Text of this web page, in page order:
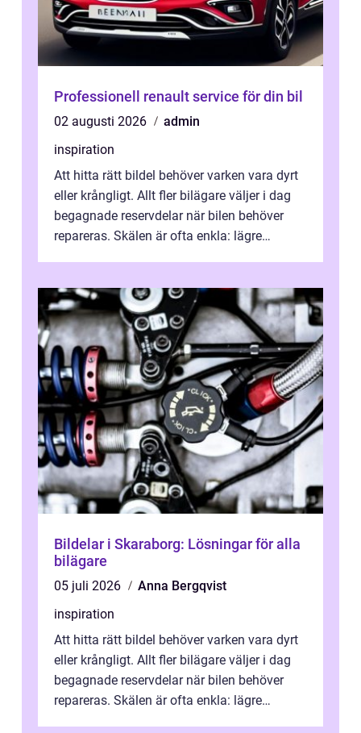
Professionell renault service för din bil
02 augusti 2026
admin
inspiration
Att hitta rätt bildel behöver varken vara dyrt
eller krångligt. Allt fler bilägare väljer i dag
begagnade reservdelar när bilen behöver
repareras. Skälen är ofta enkla: lägre
Bildelar i Skaraborg: Lösningar för alla
bilägare
05 juli 2026
Anna Bergqvist
inspiration
Att hitta rätt bildel behöver varken vara dyrt
eller krångligt. Allt fler bilägare väljer i dag
begagnade reservdelar när bilen behöver
repareras. Skälen är ofta enkla: lägre